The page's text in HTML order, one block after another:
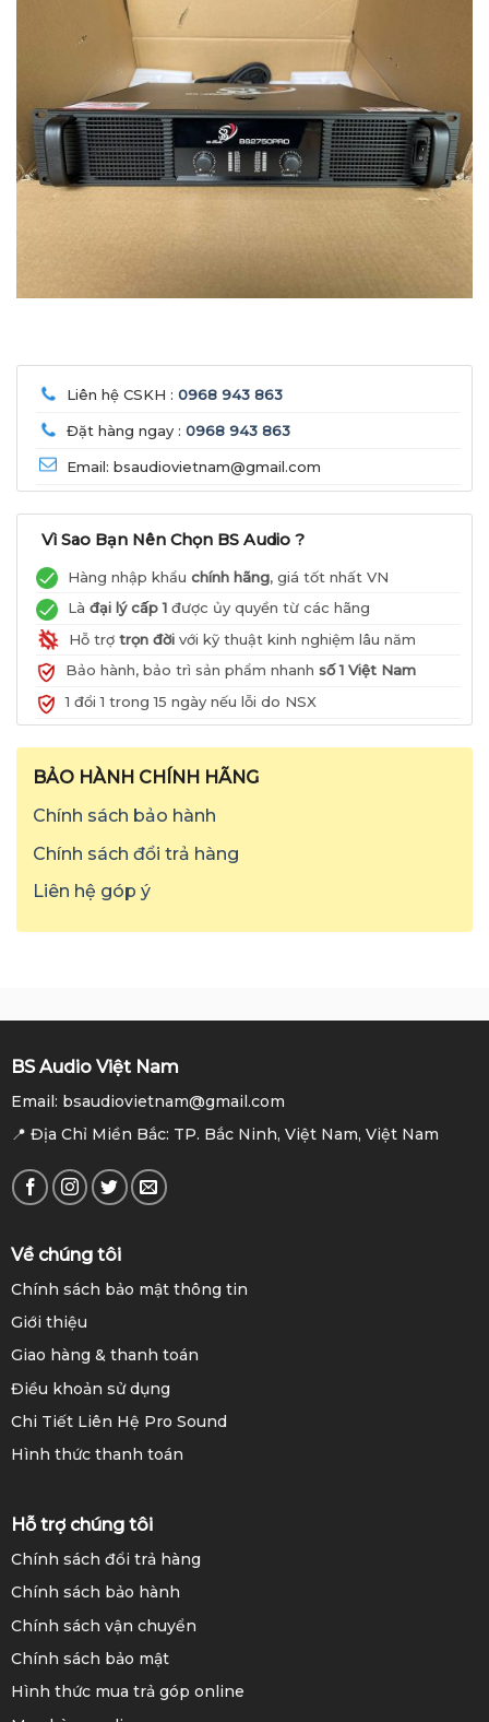
Liên hệ CSKH : 0968 943 863
Đặt hàng ngay : 0968 943 863
Email: bsaudiovietnam@gmail.com
Vì Sao Bạn Nên Chọn BS Audio ?
Hàng nhập khẩu chính hãng, giá tốt nhất VN
Là đại lý cấp 1được ủy quyền từ các hãng
Hỗ trợ trọn đờivới kỹ thuật kinh nghiệm lâu năm
Bảo hành, bảo trì sản phẩm nhanh số 1 Việt Nam
1 đổi 1 trong 15 ngày nếu lỗi do NSX
BẢO HÀNH CHÍNH HÃNG
Chính sách bảo hành
Chính sách đổi trả hàng
Liên hệ góp ý
BS Audio Việt Nam
Email: bsaudiovietnam@gmail.com
📍 Địa Chỉ Miền Bắc: TP. Bắc Ninh, Việt Nam, Việt Nam
Về chúng tôi
Chính sách bảo mật thông tin
Giới thiệu
Giao hàng & thanh toán
Điều khoản sử dụng
Chi Tiết Liên Hệ Pro Sound
Hình thức thanh toán
Hỗ trợ chúng tôi
Chính sách đổi trả hàng
Chính sách bảo hành
Chính sách vận chuyển
Chính sách bảo mật
Hình thức mua trả góp online